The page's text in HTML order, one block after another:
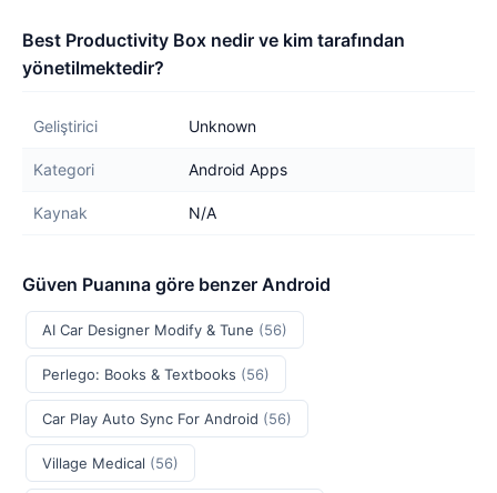
Best Productivity Box nedir ve kim tarafından
yönetilmektedir?
Geliştirici Unknown
Kategori Android Apps
Kaynak N/A
Güven Puanına göre benzer Android
AI Car Designer Modify & Tune (56)
Perlego: Books & Textbooks (56)
Car Play Auto Sync For Android (56)
Village Medical (56)